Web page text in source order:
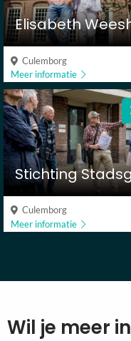
Culemborg
Meer informatie
Culemborg
Meer informatie
Wil je meer